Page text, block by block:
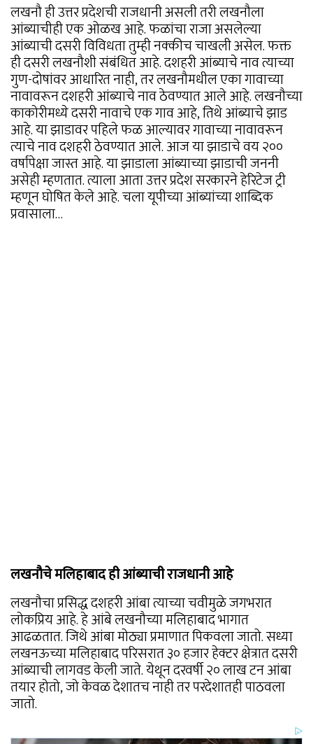
लखनौ ही उत्तर प्रदेशची राजधानी असली तरी लखनौला
आंब्याचीही एक ओळख आहे. फळांचा राजा असलेल्या
आंब्याची दसरी विविधता तुम्ही नक्कीच चाखली असेल. फक्त
ही दसरी लखनौशी संबंधित आहे. दशहरी आंब्याचे नाव त्याच्या
गुण-दोषांवर आधारित नाही, तर लखनौमधील एका गावाच्या
नावावरून दशहरी आंब्याचे नाव ठेवण्यात आले आहे. लखनौच्या
काकोरीमध्ये दसरी नावाचे एक गाव आहे, तिथे आंब्याचे झाड
आहे. या झाडावर पहिले फळ आल्यावर गावाच्या नावावरून
त्याचे नाव दशहरी ठेवण्यात आले. आज या झाडाचे वय २००
वर्षांपेक्षा जास्त आहे. या झाडाला आंब्याच्या झाडाची जननी
असेही म्हणतात. त्याला आता उत्तर प्रदेश सरकारने हेरिटेज ट्री
म्हणून घोषित केले आहे. चला यूपीच्या आंब्यांच्या शाब्दिक
प्रवासाला…
लखनौचे मलिहाबाद ही आंब्याची राजधानी आहे
लखनौचा प्रसिद्ध दशहरी आंबा त्याच्या चवीमुळे जगभरात
लोकप्रिय आहे. हे आंबे लखनौच्या मलिहाबाद भागात
आढळतात. जिथे आंबा मोठ्या प्रमाणात पिकवला जातो. सध्या
लखनऊच्या मलिहाबाद परिसरात ३० हजार हेक्टर क्षेत्रात दसरी
आंब्याची लागवड केली जाते. येथून दरवर्षी २० लाख टन आंबा
तयार होतो, जो केवळ देशातच नाही तर परदेशातही पाठवला
जातो.